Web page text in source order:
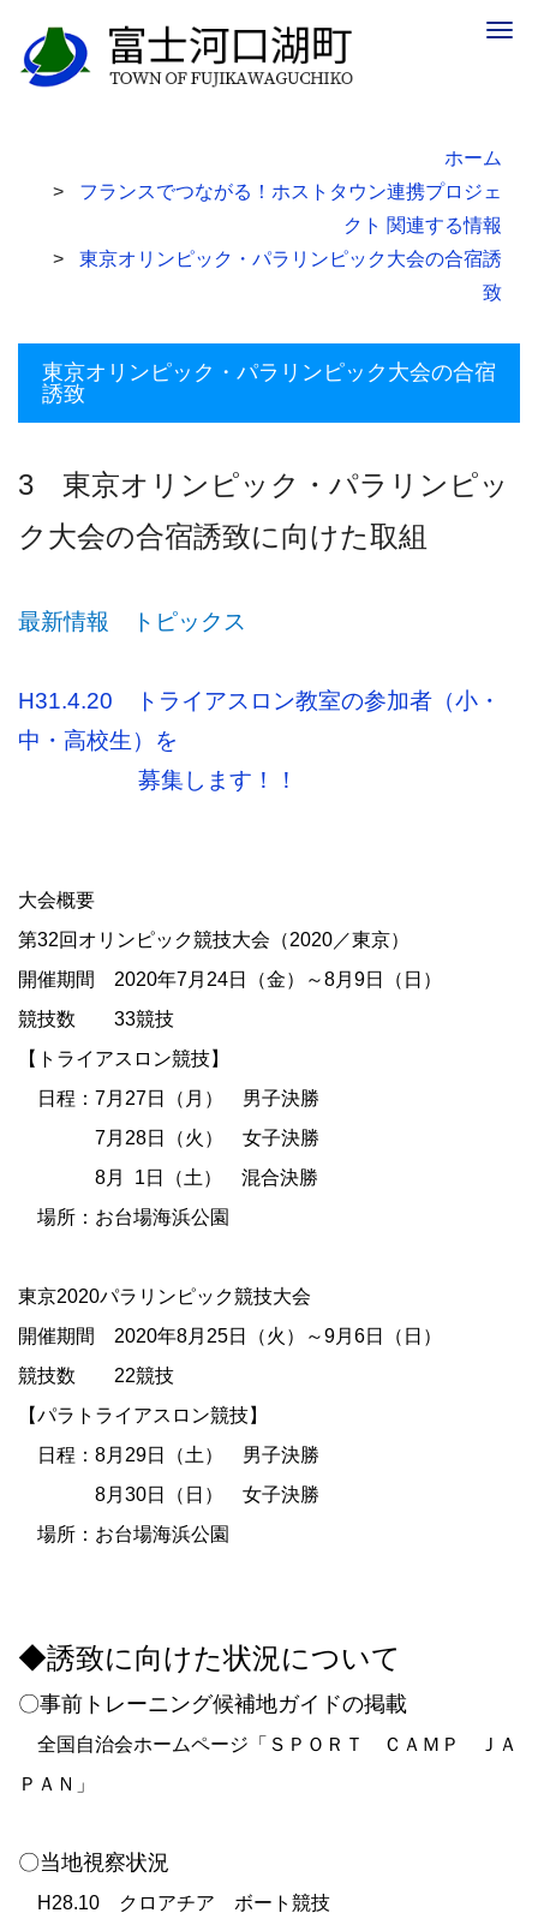
ホーム
フランスでつながる！ホストタウン連携プロジェ
クト 関連する情報
東京オリンピック・パラリンピック大会の合宿誘
致
東京オリンピック・パラリンピック大会の合宿
誘致
3 東京オリンピック・パラリンピッ
ク大会の合宿誘致に向けた取組
最新情報 トピックス
H31.4.20 トライアスロン教室の参加者（小・
中・高校生）を
募集します！！
大会概要
第32回オリンピック競技大会（2020／東京）
開催期間 2020年7月 24日（金）～8月 9日（日）
競技数 33競技
【トライアスロン競技】
日程：7月27日（月） 男子決勝
7月28日（火） 女子決勝
8月 1日（土） 混合決勝
場所：お台場海浜公園
東京2020パラリンピック競技大会
開催期間 2020年8月 25日（火）～9月 6日（日）
競技数 22競技
【パラトライアスロン競技】
日程：8月 29日（土） 男子決勝
8月 30日（日） 女子決勝
場所：お台場海浜公園
◆誘致に向けた状況について
〇事前トレーニング候補地ガイドの掲載
全国自治会ホームページ「ＳＰＯＲＴ ＣＡＭＰ ＪＡ
ＰＡＮ」
〇当地視察状況
H28.10 クロアチア ボート競技